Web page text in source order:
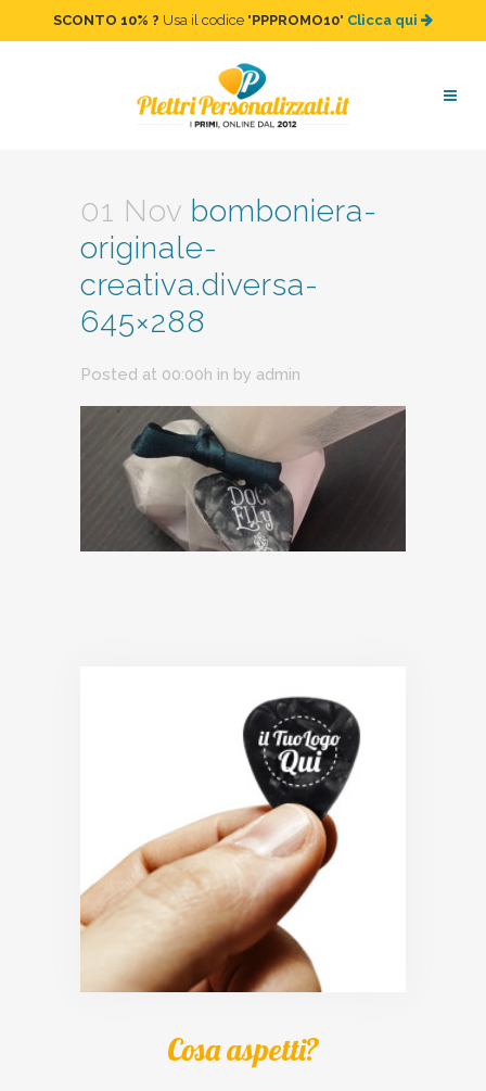
SCONTO 10% ? Usa il codice "PPPROMO10" Clicca qui
bomboniera-originale-
creativa.diversa-645×288
01 Nov bomboniera-
originale-
creativa.diversa-
645×288
Posted at 00:00h in by admin
Cosa aspetti?